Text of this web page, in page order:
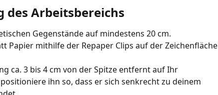
des Arbeitsbereichs
Gegenstände auf mindestens 20 cm.
Papier mithilfe der Repaper Clips auf der Zeichenfläche
ca. 3 bis 4 cm von der Spitze entfernt auf Ihr
ihn so, dass er sich senkrecht zu deinem